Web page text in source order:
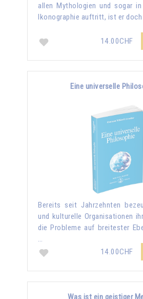
allen Mythologien und sogar
Ikonographie auftritt, ist er
14.00CHF
Eine universelle
Bereits seit Jahrzehnten
und kulturelle Organisationen
die Probleme auf breitester
…
14.00CHF
Was ist ein geistiger